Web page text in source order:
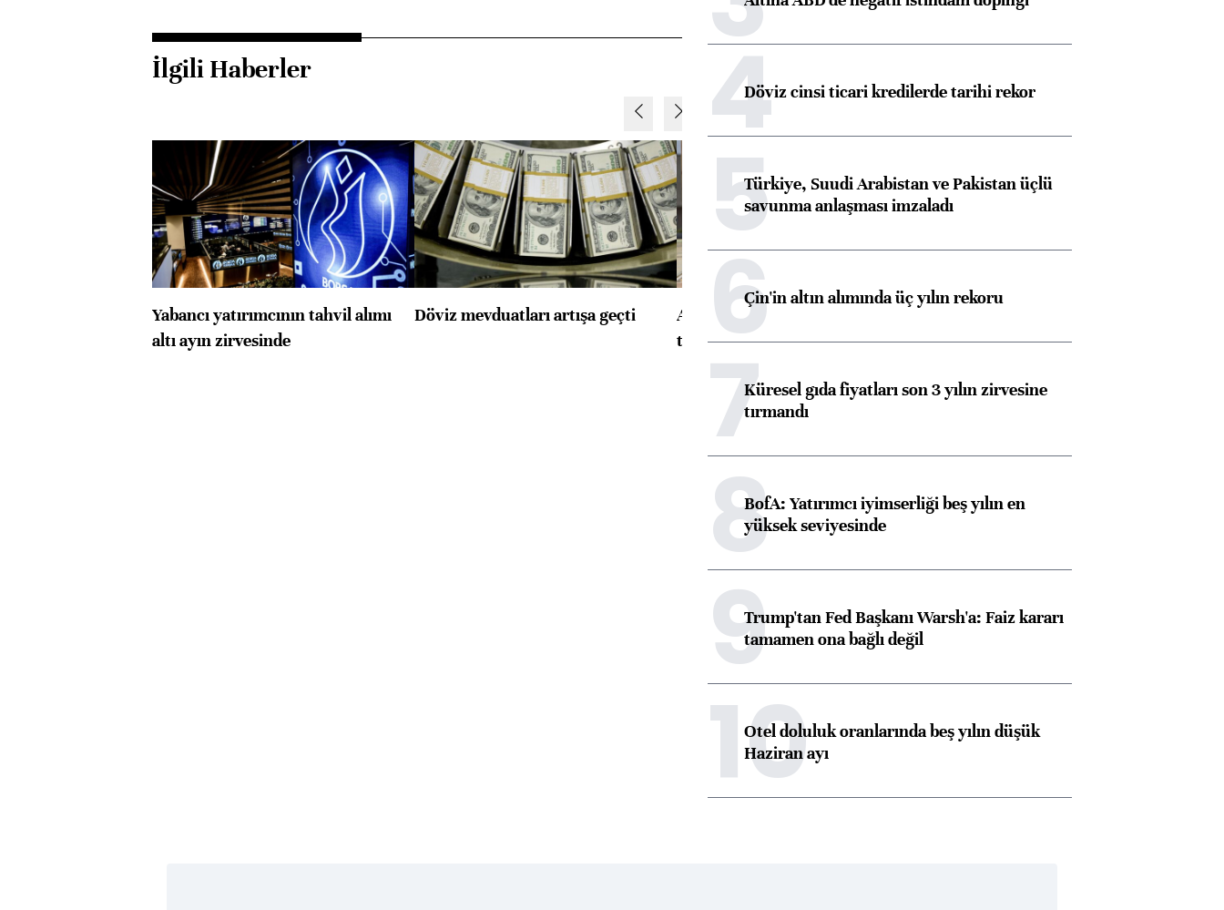
İlgili Haberler
Yabancı yatırımcının tahvil alımı
altı ayın zirvesinde
Döviz mevduatları artışa geçti
ABD'de konut başlangıçları
toparlandı
konusunda Unicredit ile
görüşmelere hazırlanıyor
4Döviz cinsi ticari kredilerde tarihi rekor
5Türkiye, Suudi Arabistan ve Pakistan üçlü
savunma anlaşması imzaladı
6Çin'in altın alımında üç yılın rekoru
7Küresel gıda fiyatları son 3 yılın zirvesine
tırmandı
8BofA: Yatırımcı iyimserliği beş yılın en
yüksek seviyesinde
9Trump'tan Fed Başkanı Warsh'a: Faiz kararı
tamamen ona bağlı değil
10
Otel doluluk oranlarında beş yılın düşük
Haziran ayı